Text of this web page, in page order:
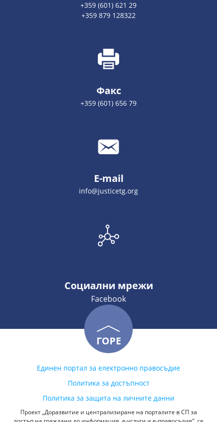
+359 (601) 621 29
+359 879 128322
Факс
+359 (601) 656 79
E-mail
info@justicetg.org
Социални мрежи
Facebook
ГОРЕ
Единен портал за електронно правосъдие
Политика за достъпност
Политика за защита на личните данни
Проект „Доразвитие и централизиране на порталите в СП за